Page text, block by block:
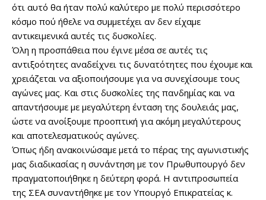
ότι αυτό θα ήταν πολύ καλύτερο με πολύ περισσότερο
κόσμο πού ήθελε να συμμετέχει αν δεν είχαμε
αντικειμενικά αυτές τις δυσκολίες.
Όλη η προσπάθεια που έγινε μέσα σε αυτές τις
αντιξοότητες αναδείχνει τις δυνατότητες που έχουμε και
χρειάζεται να αξιοποιήσουμε για να συνεχίσουμε τους
αγώνες μας. Και στις δυσκολίες της πανδημίας και να
απαντήσουμε με μεγαλύτερη ένταση της δουλειάς μας,
ώστε να ανοίξουμε προοπτική για ακόμη μεγαλύτερους
και αποτελεσματικούς αγώνες.
Όπως ήδη ανακοινώσαμε μετά το πέρας της αγωνιστικής
μας διαδικασίας η συνάντηση με τον Πρωθυπουργό δεν
πραγματοποιήθηκε η δεύτερη φορά. Η αντιπροσωπεία
της ΣΕΑ συναντήθηκε με τον Υπουργό Επικρατείας κ.